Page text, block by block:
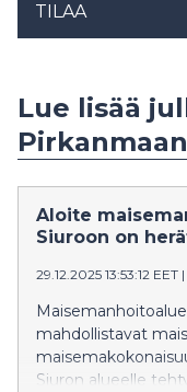
TILAA
Lue lisää
Aloite
Siuroon on
29.12.2025 13:53:12 EET |
mahdollistavat
Siuron alueelle